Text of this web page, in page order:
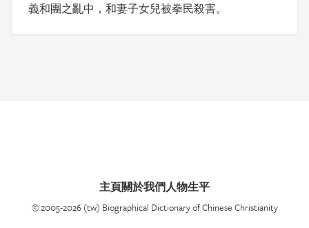
義和團之亂中，和妻子女兒被拳民殺害。
主頁關於我們人物生平
© 2005-2026 (tw) Biographical Dictionary of Chinese Christianity